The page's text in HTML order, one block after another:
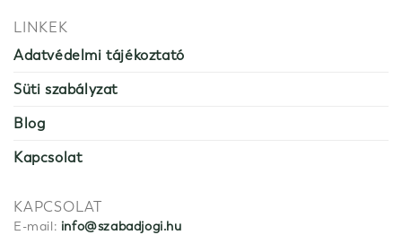
LINKEK
Adatvédelmi tájékoztató
Süti szabályzat
Blog
Kapcsolat
KAPCSOLAT
E-mail: info@szabadjogi.hu